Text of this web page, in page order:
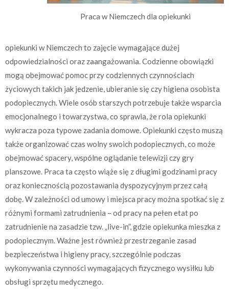
Praca w Niemczech dla opiekunki
opiekunki w Niemczech to zajęcie wymagające dużej
odpowiedzialności oraz zaangażowania. Codzienne obowiązki
mogą obejmować pomoc przy codziennych czynnościach
życiowych takich jak jedzenie, ubieranie się czy higiena osobista
podopiecznych. Wiele osób starszych potrzebuje także wsparcia
emocjonalnego i towarzystwa, co sprawia, że rola opiekunki
wykracza poza typowe zadania domowe. Opiekunki często muszą
także organizować czas wolny swoich podopiecznych, co może
obejmować spacery, wspólne oglądanie telewizji czy gry
planszowe. Praca ta często wiąże się z długimi godzinami pracy
oraz koniecznością pozostawania dyspozycyjnym przez całą
dobę. W zależności od umowy i miejsca pracy można spotkać się z
różnymi formami zatrudnienia – od pracy na pełen etat po
zatrudnienie na zasadzie tzw. „live-in”, gdzie opiekunka mieszka z
podopiecznym. Ważne jest również przestrzeganie zasad
bezpieczeństwa i higieny pracy, szczególnie podczas
wykonywania czynności wymagających fizycznego wysiłku lub
obsługi sprzętu medycznego.